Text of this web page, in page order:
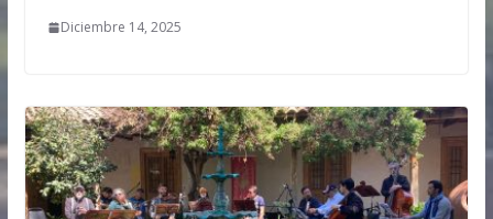
Diciembre 14, 2025